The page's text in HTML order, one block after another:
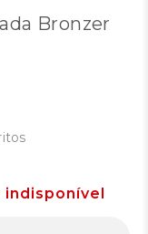
Bronzer